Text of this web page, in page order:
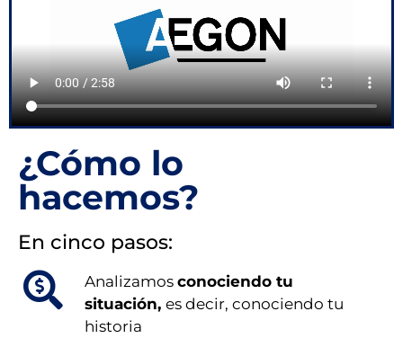
¿Cómo lo
hacemos?
En cinco pasos:
Analizamos conociendo tu
situación, es decir, conociendo tu
historia